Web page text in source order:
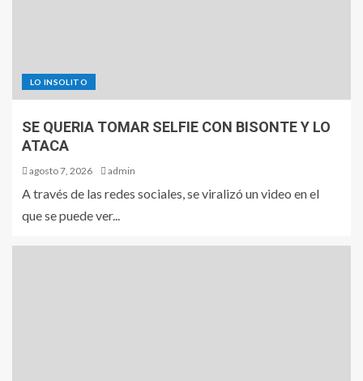
LO INSOLITO
SE QUERIA TOMAR SELFIE CON BISONTE Y LO
ATACA
agosto 7, 2026 admin
A través de las redes sociales, se viralizó un video en el
que se puede ver...